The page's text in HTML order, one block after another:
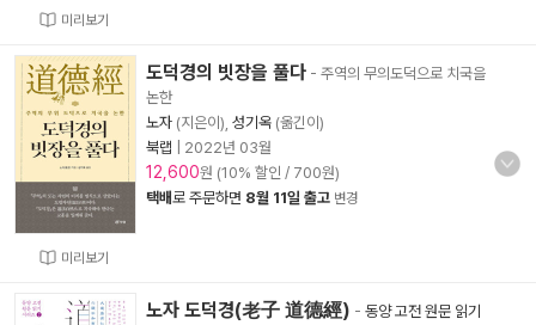
미리보기
미리보기
도덕경의 빗장을 풀다 - 주역의 무의도덕으로 치국을
논한
노자 (지은이), 성기옥 (옮긴이)
북랩
2022년 03월
12,600원 (10% 할인 / 700원)
택배로 주문하면 8월 11일 출고 변경
노자 도덕경(老子 道德經) - 동양 고전 원문 읽기